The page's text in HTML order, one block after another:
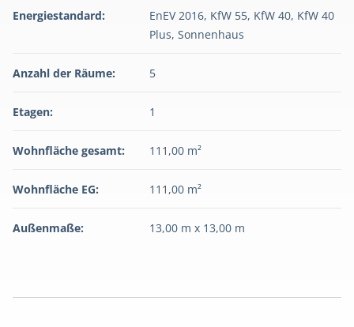
Energiestandard:
EnEV 2016, KfW 55, KfW 40, KfW 40
Plus, Sonnenhaus
Anzahl der Räume: 5
Etagen: 1
Wohnfläche gesamt: 111,00 m²
Wohnfläche EG: 111,00 m²
Außenmaße: 13,00 m x 13,00 m